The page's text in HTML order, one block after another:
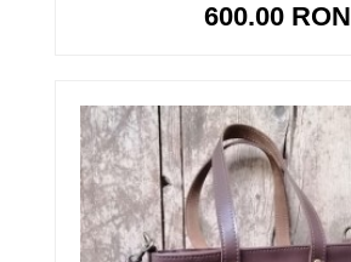
600.00 RON